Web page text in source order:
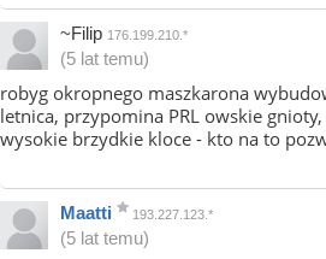
~Filip 176.199.210.*
(5 lat temu)
robyg okropnego maszkarona
letnica, przypomina PRL owskie
wysokie brzydkie kloce - kto na to
Maatti 193.227.123.*
(5 lat temu)